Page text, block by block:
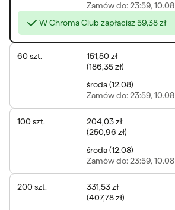
Zamówdo: 23:59, 10.08
W Chroma Club zapłacisz59,38 zł
60 szt.
151,50 zł
(186,35 zł)
środa(12.08)
Zamówdo: 23:59, 10.08
100 szt.
204,03 zł
(250,96 zł)
środa(12.08)
Zamówdo: 23:59, 10.08
200 szt.
331,53 zł
(407,78 zł)